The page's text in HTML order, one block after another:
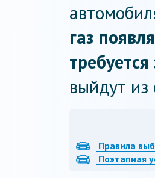
газ
выйдут из
Правила
Поэтапная